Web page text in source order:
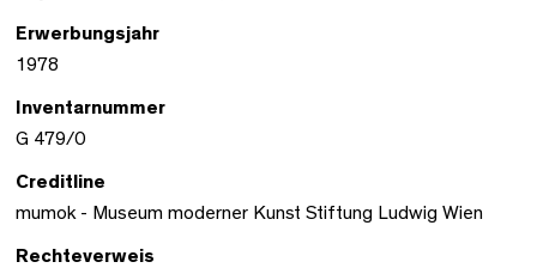
Erwerbungsjahr
1978
Inventarnummer
G 479/0
Creditline
mumok - Museum moderner Kunst Stiftung Ludwig Wien
Rechteverweis